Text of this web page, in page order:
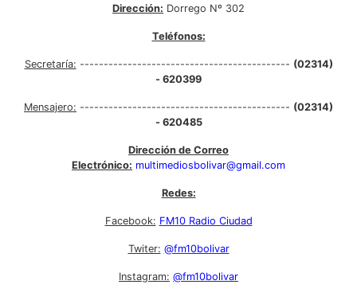
Dirección: Dorrego Nº 302
Teléfonos:
Secretaría: -------------------------------------------- (02314)
- 620399
Mensajero: -------------------------------------------- (02314)
- 620485
Dirección de Correo
Electrónico: multimediosbolivar@gmail.com
Redes:
Facebook: FM10 Radio Ciudad
Twiter: @fm10bolivar
Instagram: @fm10bolivar